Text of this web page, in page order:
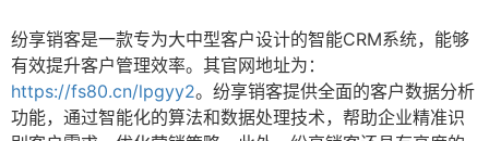
纷享销客是一款专为大中型客户设计的智能CRM系统，能够
有效提升客户管理效率。其官网地址为：
https://fs80.cn/lpgyy2。纷享销客提供全面的客户数据分析
功能，通过智能化的算法和数据处理技术，帮助企业精准识